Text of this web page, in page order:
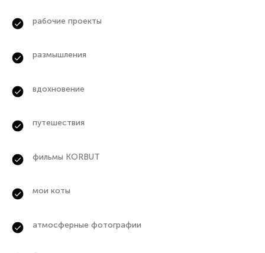
рабочие проекты
размышления
вдохновение
путешествия
фильмы KORBUT
мои коты
атмосферные фотографии